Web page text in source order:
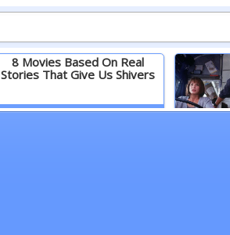
8 Movies Based On Real
Stories That Give Us Shivers
Детальніше